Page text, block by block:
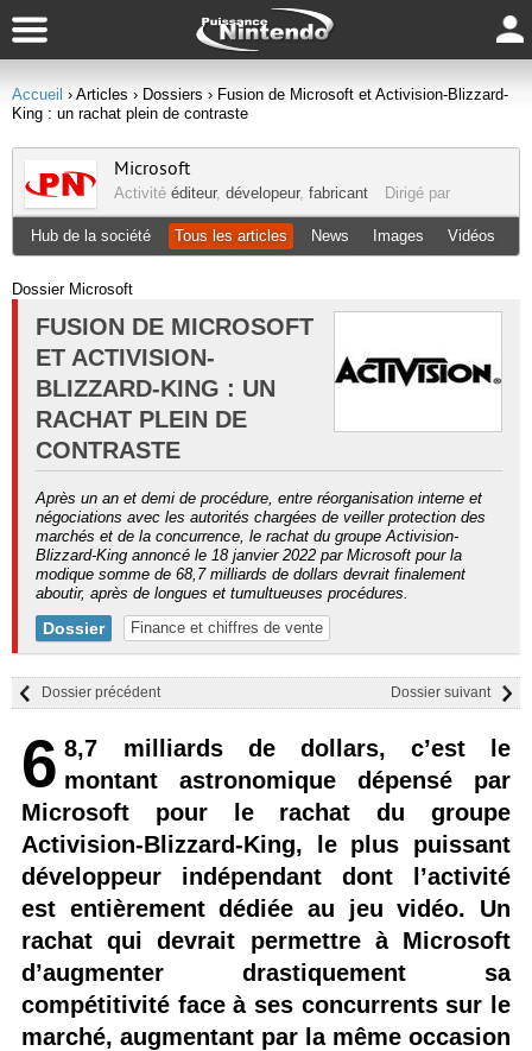
Accueil › Articles › Dossiers › Fusion de Microsoft et Activision-Blizzard-
King : un rachat plein de contraste
Microsoft
Activité éditeur, dévelopeur, fabricant Dirigé par
Hub de la société Tous les articles News Images Vidéos
Dossier Microsoft
FUSION DE MICROSOFT
ET ACTIVISION-
BLIZZARD-KING : UN
RACHAT PLEIN DE
CONTRASTE
Après un an et demi de procédure, entre réorganisation interne et
négociations avec les autorités chargées de veiller protection des
marchés et de la concurrence, le rachat du groupe Activision-
Blizzard-King annoncé le 18 janvier 2022 par Microsoft pour la
modique somme de 68,7 milliards de dollars devrait finalement
aboutir, après de longues et tumultueuses procédures.
Dossier Finance et chiffres de vente
Dossier suivant
Dossier précédent
6 8,7 milliards de dollars, c’est le
montant astronomique dépensé par
Microsoft pour le rachat du groupe
Activision-Blizzard-King, le plus puissant
développeur indépendant dont l’activité
est entièrement dédiée au jeu vidéo. Un
rachat qui devrait permettre à Microsoft
d’augmenter drastiquement sa
compétitivité face à ses concurrents sur le
marché, augmentant par la même occasion